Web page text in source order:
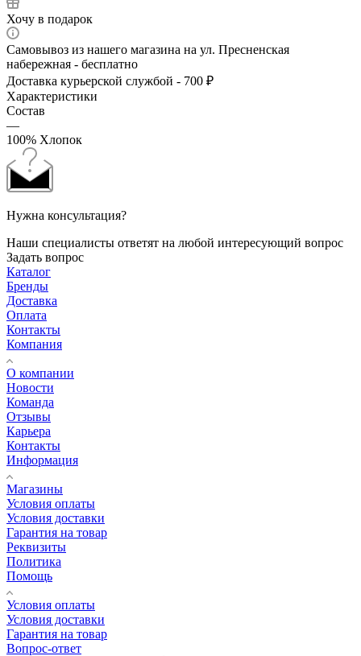
Хочу в подарок
Самовывоз из нашего магазина на ул. Пресненская
набережная - бесплатно
Доставка курьерской службой - 700 ₽
Характеристики
Состав
—
100% Хлопок
Нужна консультация?
Наши специалисты ответят на любой интересующий вопрос
Задать вопрос
Каталог
Бренды
Доставка
Оплата
Контакты
Компания
О компании
Новости
Команда
Отзывы
Карьера
Контакты
Информация
Магазины
Условия оплаты
Условия доставки
Гарантия на товар
Реквизиты
Политика
Помощь
Условия оплаты
Условия доставки
Гарантия на товар
Вопрос-ответ